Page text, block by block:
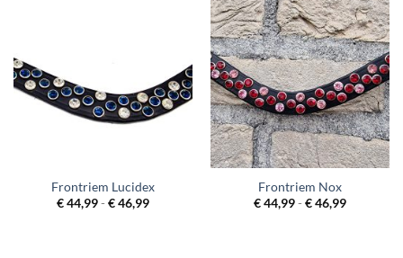
Frontriem Lucidex
€44,99- €46,99Prijsklasse:
Frontriem Nox
€44,99- €46,99